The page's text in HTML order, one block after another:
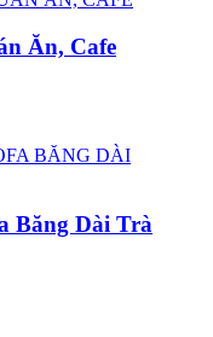
Ăn, Cafe
Băng Dài Trà